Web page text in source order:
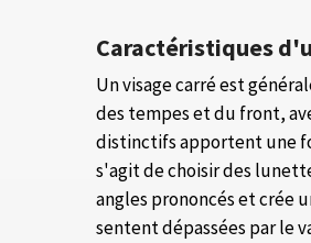
Caractéristiques
Un visage carré est
des tempes et du front,
distinctifs apportent une
s'agit de choisir des
angles prononcés et crée
sentent dépassées par le